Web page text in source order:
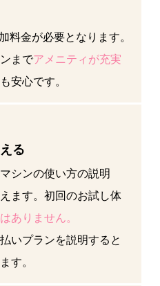
金が必要となります。
までアメニティが充実
安心です。
る
シンの使い方の説明
ます。初回のお試し体
ありません。
いプランを説明すると
す。